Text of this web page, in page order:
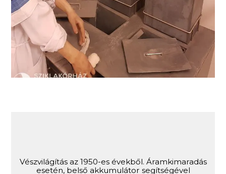
Kötözőkocsi. Kórtermi ellátáshoz szükséges
mozgatható tároló.
Vészvilágítás az 1950-es évekből. Áramkimaradás
esetén, belső akkumulátor segítségével